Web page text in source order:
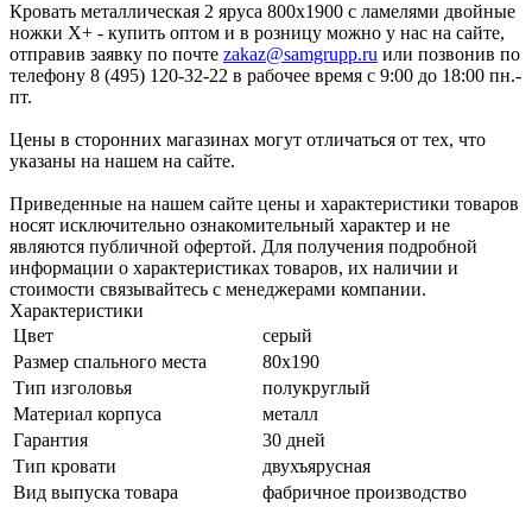
Кровать металлическая 2 яруса 800х1900 с ламелями двойные
ножки Х+ - купить оптом и в розницу можно у нас на сайте,
отправив заявку по почте zakaz@samgrupp.ru или позвонив по
телефону 8 (495) 120-32-22 в рабочее время с 9:00 до 18:00 пн.-
пт.
Цены в сторонних магазинах могут отличаться от тех, что
указаны на нашем на сайте.
Приведенные на нашем сайте цены и характеристики товаров
носят исключительно ознакомительный характер и не
являются публичной офертой. Для получения подробной
информации о характеристиках товаров, их наличии и
стоимости связывайтесь с менеджерами компании.
Характеристики
Цвет
серый
Размер спального места
80x190
Тип изголовья
полукруглый
Материал корпуса
металл
Гарантия
30 дней
Тип кровати
двухъярусная
Вид выпуска товара
фабричное производство